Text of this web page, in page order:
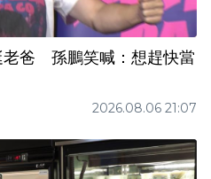
老爸 孫鵬笑喊：想趕快當
2026.08.06 21:07